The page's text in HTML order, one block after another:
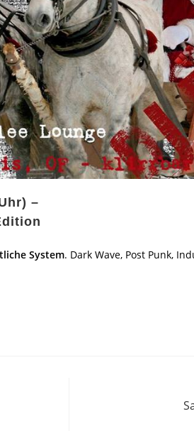
–
System. Dark Wave, Post Punk,